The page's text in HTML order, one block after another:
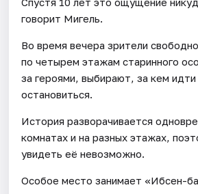
говорит Мигель.
Во время вечера зрители
по четырем этажам старинного
за героями, выбирают, за кем идти
остановиться.
История разворачивается
комнатах и на разных этажах,
увидеть её невозможно.
Особое место занимает «Ибсен-